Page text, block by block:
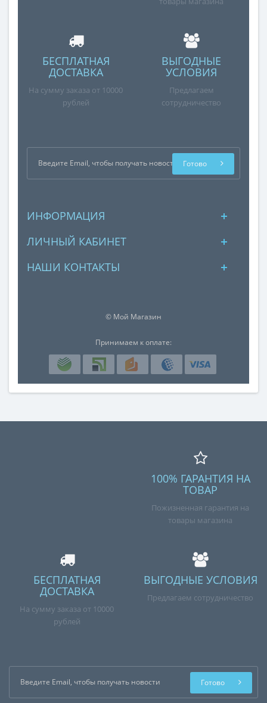
БЕСПЛАТНАЯ
ДОСТАВКА
На сумму заказа от 10000
рублей
ВЫГОДНЫЕ
УСЛОВИЯ
Предлагаем
сотрудничество
Готово
ИНФОРМАЦИЯ
ЛИЧНЫЙ КАБИНЕТ
НАШИ КОНТАКТЫ
© Мой Магазин
Принимаем к оплате:
100% ГАРАНТИЯ НА
ТОВАР
Пожизненная гарантия на
товары магазина
БЕСПЛАТНАЯ
ДОСТАВКА
На сумму заказа от 10000
рублей
ВЫГОДНЫЕ УСЛОВИЯ
Предлагаем сотрудничество
Готово